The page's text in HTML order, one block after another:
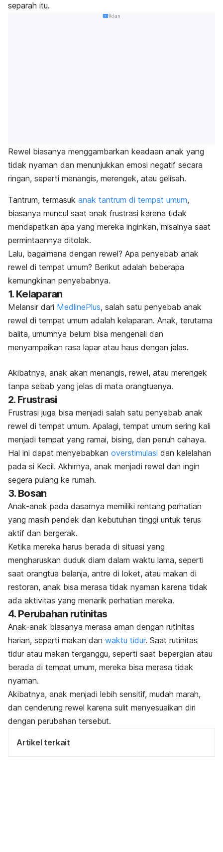
separah itu.
Iklan
Rewel biasanya menggambarkan keadaan anak yang
tidak nyaman dan menunjukkan emosi negatif secara
ringan, seperti menangis, merengek, atau gelisah.
Tantrum, termasuk anak tantrum di tempat umum,
biasanya muncul saat anak frustrasi karena tidak
mendapatkan apa yang mereka inginkan, misalnya saat
permintaannya ditolak.
Lalu, bagaimana dengan rewel? Apa penyebab anak
rewel di tempat umum? Berikut adalah beberapa
kemungkinan penyebabnya.
1. Kelaparan
Melansir dari MedlinePlus, salah satu penyebab anak
rewel di tempat umum adalah kelaparan. Anak, terutama
balita, umumnya belum bisa mengenali dan
menyampaikan rasa lapar atau haus dengan jelas.
Akibatnya, anak akan menangis, rewel, atau merengek
tanpa sebab yang jelas di mata orangtuanya.
2. Frustrasi
Frustrasi juga bisa menjadi salah satu penyebab anak
rewel di tempat umum. Apalagi, tempat umum sering kali
menjadi tempat yang ramai, bising, dan penuh cahaya.
Hal ini dapat menyebabkan overstimulasi dan kelelahan
pada si Kecil. Akhirnya, anak menjadi rewel dan ingin
segera pulang ke rumah.
3. Bosan
Anak-anak pada dasarnya memiliki rentang perhatian
yang masih pendek dan kebutuhan tinggi untuk terus
aktif dan bergerak.
Ketika mereka harus berada di situasi yang
mengharuskan duduk diam dalam waktu lama, seperti
saat orangtua belanja, antre di loket, atau makan di
restoran, anak bisa merasa tidak nyaman karena tidak
ada aktivitas yang menarik perhatian mereka.
4. Perubahan rutinitas
Anak-anak biasanya merasa aman dengan rutinitas
harian, seperti makan dan waktu tidur. Saat rutinitas
tidur atau makan terganggu, seperti saat bepergian atau
berada di tempat umum, mereka bisa merasa tidak
nyaman.
Akibatnya, anak menjadi lebih sensitif, mudah marah,
dan cenderung rewel karena sulit menyesuaikan diri
dengan perubahan tersebut.
Artikel terkait